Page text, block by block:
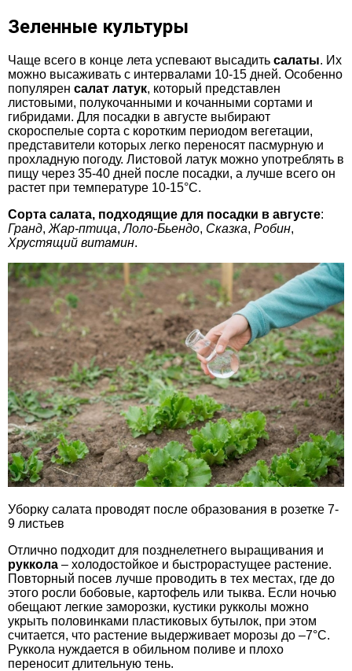
Зеленные культуры
Чаще всего в конце лета успевают высадить салаты. Их
можно высаживать с интервалами 10-15 дней. Особенно
популярен салат латук, который представлен
листовыми, полукочанными и кочанными сортами и
гибридами. Для посадки в августе выбирают
скороспелые сорта с коротким периодом вегетации,
представители которых легко переносят пасмурную и
прохладную погоду. Листовой латук можно употреблять в
пищу через 35-40 дней после посадки, а лучше всего он
растет при температуре 10-15°C.
Сорта салата, подходящие для посадки в августе:
Гранд, Жар-птица,Лоло-Бьендо, Сказка, Робин,
Хрустящий витамин.
Уборку салата проводят после образования в розетке 7-
9 листьев
Отлично подходит для позднелетнего выращивания и
руккола – холодостойкое и быстрорастущее растение.
Повторный посев лучше проводить в тех местах, где до
этого росли бобовые, картофель или тыква. Если ночью
обещают легкие заморозки, кустики рукколы можно
укрыть половинками пластиковых бутылок, при этом
считается, что растение выдерживает морозы до –7°C.
Руккола нуждается в обильном поливе и плохо
переносит длительную тень.